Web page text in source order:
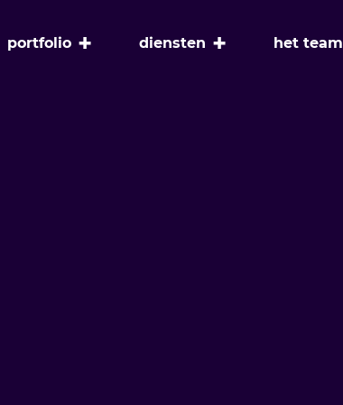
portfolio + diensten + het team